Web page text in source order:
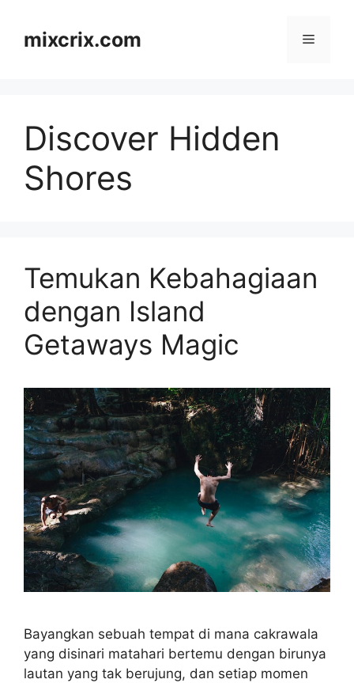
contentmixcrix.com Menu
Discover Hidden
Shores
Temukan Kebahagiaan
dengan Island
Getaways Magic
Bayangkan sebuah tempat di mana cakrawala
yang disinari matahari bertemu dengan birunya
lautan yang tak berujung, dan setiap momen